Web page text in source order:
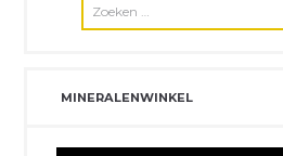
MINERALENWINKEL